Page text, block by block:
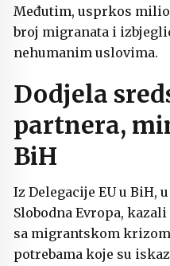
Međutim, usprkos
broj migranata i
nehumanim uslovima.
Dodjela
partnera,
BiH
Iz Delegacije EU u BiH,
Slobodna Evropa,
sa migrantskom
potrebama koje su